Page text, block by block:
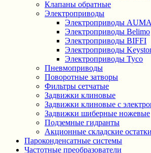
Клапаны обратные
Электроприводы
Электроприводы AUMA
Электроприводы Belimo
Электроприводы BIFFI
Электроприводы
Электроприводы Tyco
Пневмоприводы
Поворотные затворы
Фильтры сетчатые
Задвижки клиновые
Задвижки клиновые с
Задвижки шиберные ножевые
Подземные гидранты
Акционные складские остатки
Пароконденсатные системы
Частотные преобразователи